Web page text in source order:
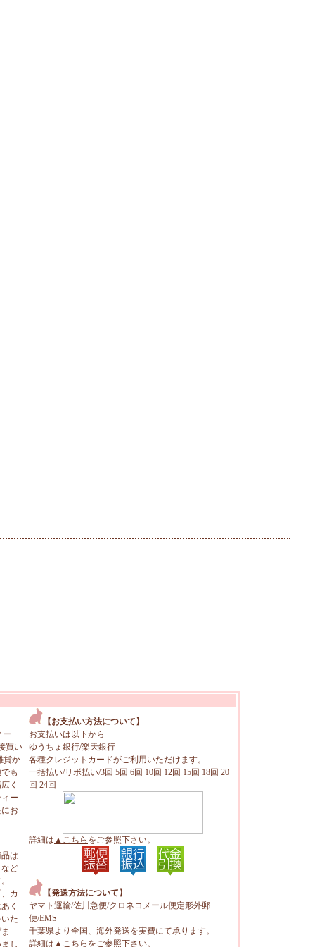
ー
買い
貨か
も
く
ー
お
は
ど
カ
く
た
し
【お支払い方法について】
お支払いは以下から
ゆうちょ銀行/楽天銀行
各種クレジットカードがご利用いただけます。
一括払い/リボ払い/3回 5回 6回 10回 12回 15回 18回 20
回 24回
詳細は ▲こちら をご参照下さい。
【発送方法について】
ヤマト運輸/佐川急便/クロネコメール便定形外郵
便/EMS
千葉県より全国、海外発送を実費にて承ります。
詳細は ▲こちら をご参照下さい。